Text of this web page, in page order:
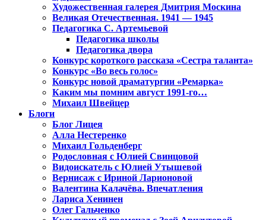
Художественная галерея Дмитрия Москина
Великая Отечественная. 1941 — 1945
Педагогика С. Артемьевой
Педагогика школы
Педагогика двора
Конкурс короткого рассказа «Сестра таланта»
Конкурс «Во весь голос»
Конкурс новой драматургии «Ремарка»
Каким мы помним август 1991-го…
Михаил Швейцер
Блоги
Блог Лицея
Алла Нестеренко
Михаил Гольденберг
Родословная с Юлией Свинцовой
Видоискатель с Юлией Утышевой
Вернисаж с Ириной Ларионовой
Валентина Калачёва. Впечатления
Лариса Хенинен
Олег Гальченко